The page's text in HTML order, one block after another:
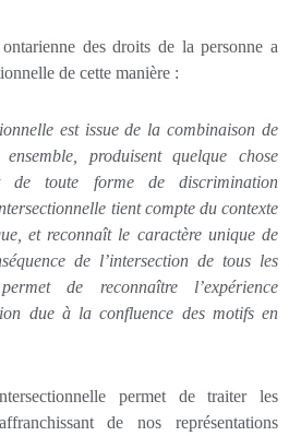
des droits de la personne a
de cette manière :
est issue de la combinaison de
produisent quelque chose
de toute forme de discrimination
tient compte du contexte
et reconnaît le caractère unique de
de l’intersection de tous les
de reconnaître l’expérience
due à la confluence des motifs en
permet de traiter les
de nos représentations